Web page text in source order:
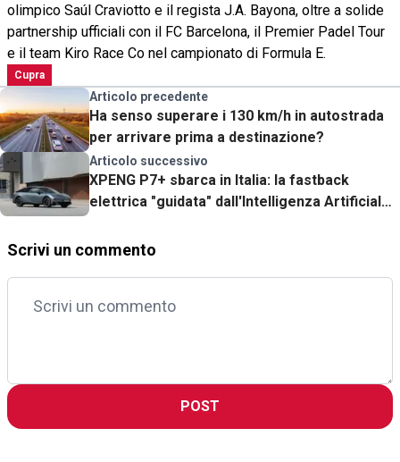
olimpico Saúl Craviotto e il regista J.A. Bayona, oltre a solide
partnership ufficiali con il FC Barcelona, il Premier Padel Tour
e il team Kiro Race Co nel campionato di Formula E.
Cupra
Articolo precedente
Ha senso superare i 130 km/h in autostrada
per arrivare prima a destinazione?
Articolo successivo
XPENG P7+ sbarca in Italia: la fastback
elettrica "guidata" dall'Intelligenza Artificiale
Scrivi un commento
POST